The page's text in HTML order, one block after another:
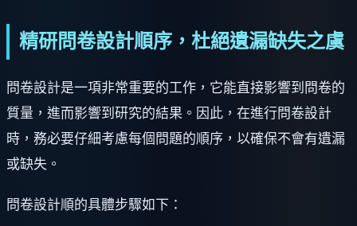
精研問卷設計順序，杜絕遺漏缺失之虞
問卷設計是一項非常重要的工作，它能直接影響到問卷的
質量，進而影響到研究的結果。因此，在進行問卷設計
時，務必要仔細考慮每個問題的順序，以確保不會有遺漏
或缺失。
問卷設計順的具體步驟如下：